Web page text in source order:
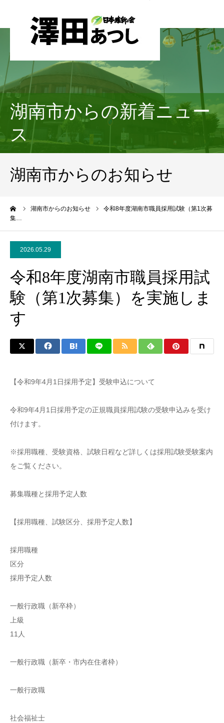
湖南市からの新着ニュー
ス
湖南市からのお知らせ
湖南市からのお知らせ
令和8年度湖南市職員採用試験（第1次募
集…
2026.05.29
令和8年度湖南市職員採用試
験（第1次募集）を実施しま
す
【令和9年4月1日採用予定】受験申込について
令和9年4月1日採用予定の正規職員採用試験の受験申込みを受け
付けます。
※採用職種、受験資格、試験日程など詳しくは採用試験受験案内
をご覧ください。
募集職種と採用予定人数
【採用職種、試験区分、採用予定人数】
採用職種
区分
採用予定人数
一般行政職（新卒枠）
上級
11人
一般行政職（新卒・市内在住者枠）
一般行政職
社会福祉士